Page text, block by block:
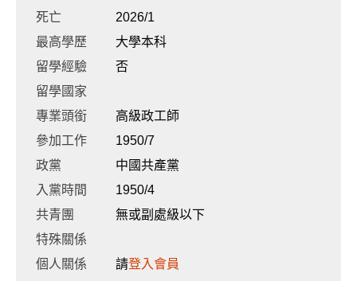
死亡
2026/1
最高學歷
大學本科
留學經驗
否
留學國家
專業頭銜
高級政工師
參加工作
1950/7
政黨
中國共產黨
入黨時間
1950/4
共青團
無或副處級以下
特殊關係
個人關係
請登入會員